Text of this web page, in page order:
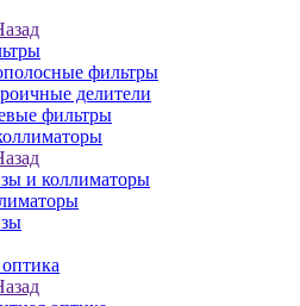
фильтры
делители
фильтры
и коллиматоры